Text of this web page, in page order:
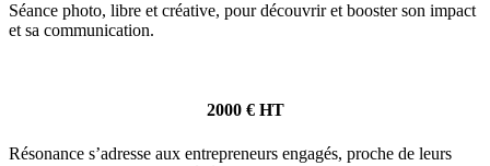
Séance photo, libre et créative, pour découvrir et booster son impact
et sa communication.
2000 € HT
Résonance s’adresse aux entrepreneurs engagés, proche de leurs